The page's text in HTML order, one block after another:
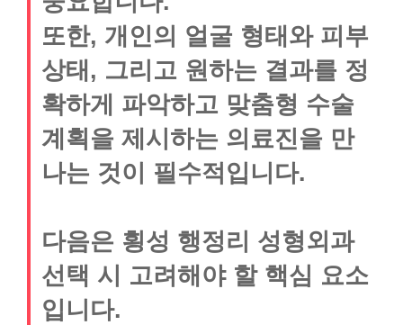
또한, 개인의 얼굴 형태와 피부
상태, 그리고 원하는 결과를 정
확하게 파악하고 맞춤형 수술
계획을 제시하는 의료진을 만
나는 것이 필수적입니다.
다음은 횡성 행정리 성형외과
선택 시 고려해야 할 핵심 요소
입니다.